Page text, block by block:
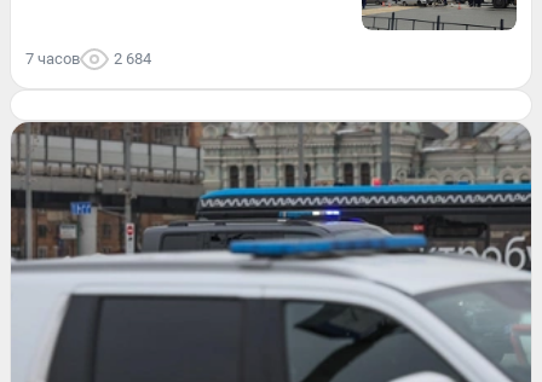
7 часов 2 684